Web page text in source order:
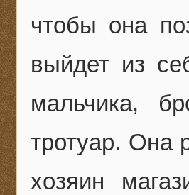
чтобы она
выйдет из
мальчика,
тротуар. Она
хозяин